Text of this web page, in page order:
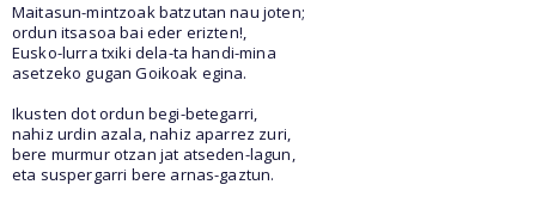
Maitasun-mintzoak batzutan nau joten;
ordun itsasoa bai eder erizten!,
Eusko-lurra txiki dela-ta handi-mina
asetzeko gugan Goikoak egina.
Ikusten dot ordun begi-betegarri,
nahiz urdin azala, nahiz aparrez zuri,
bere murmur otzan jat atseden-lagun,
eta suspergarri bere arnas-gaztun.